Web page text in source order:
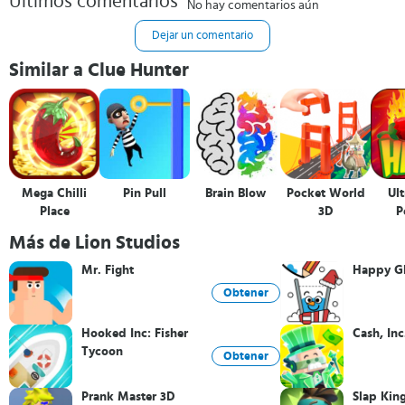
No hay comentarios aún
Dejar un comentario
Similar a Clue Hunter
Mega Chilli
Place
Pin Pull Brain Blow
Pocket World
3D
Más de Lion Studios
Mr. Fight
Obtener
Hooked Inc: Fisher
Tycoon
Obtener
Prank Master 3D
Happy
Cash,
Slap